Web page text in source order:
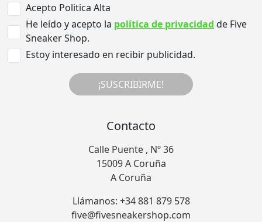
Acepto Politica Alta
He leído y acepto la política de privacidad de Five
Sneaker Shop.
Estoy interesado en recibir publicidad.
¡SUSCRIBIRME!
Contacto
Calle Puente , Nº 36
15009 A Coruña
A Coruña
Llámanos: +34 881 879 578
five@fivesneakershop.com